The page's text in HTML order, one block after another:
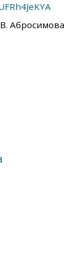
Абросимова